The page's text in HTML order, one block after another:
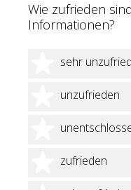
Wie zufrieden
Informationen?
sehr
1 Stern
unzufrieden
2 Sterne
3
zufrieden
4 Sterne